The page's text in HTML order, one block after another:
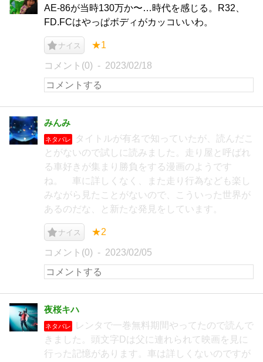
AE-86が当時130万か〜…時代を感じる。R32、
FD.FCはやっぱボディがカッコいいわ。
ナイス ★1
コメント(0) 2023/02/18
みんみ
ネタバレ
タイトルが有名で知っていたが、読んだこ
とがないので試しに読みました。走り屋と呼ばれ
る車好きが集まり勝負をする漫画のようです
ね。 車に詳しくなく、また走り行為なども楽し
みながら見たことがないので、こういった世界が
あるのだな、と新たな発見をしています。
ナイス ★2
コメント(0) 2023/02/05
夜桜キハ
ネタバレ
レンタで一巻無料期間やってたので読んで
きました。頭文字Dは父に連れられて映画を見に
行った記憶があります。車は詳しくないのですが